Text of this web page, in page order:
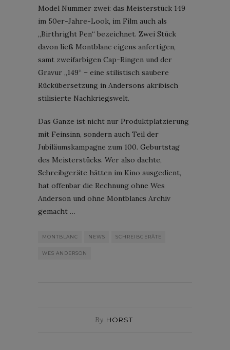
Model Nummer zwei: das Meisterstück 149
im 50er-Jahre-Look, im Film auch als
„Birthright Pen“ bezeichnet. Zwei Stück
davon ließ Montblanc eigens anfertigen,
samt zweifarbigen Cap-Ringen und der
Gravur „149“ – eine stilistisch saubere
Rückübersetzung in Andersons akribisch
stilisierte Nachkriegswelt.
Das Ganze ist nicht nur Produktplatzierung
mit Feinsinn, sondern auch Teil der
Jubiläumskampagne zum 100. Geburtstag
des Meisterstücks. Wer also dachte,
Schreibgeräte hätten im Kino ausgedient,
hat offenbar die Rechnung ohne Wes
Anderson und ohne Montblancs Archiv
gemacht …
MONTBLANC NEWS SCHREIBGERÄTE
WES ANDERSON
By HORST